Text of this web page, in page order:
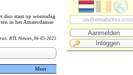
duo staat op woensdag
in het Amsterdamse
RTL Nieuws , 06-05-2025
Meer
Aanmelden
Inloggen